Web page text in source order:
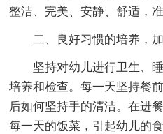
整洁、完美、安静、舒适，
二、良好习惯的培养，
坚持对幼儿进行卫生、
培养和检查。每一天坚持餐
后如何坚持手的清洁。在进
每一天的饭菜，引起幼儿的